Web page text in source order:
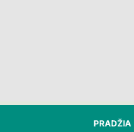
PRADŽIA